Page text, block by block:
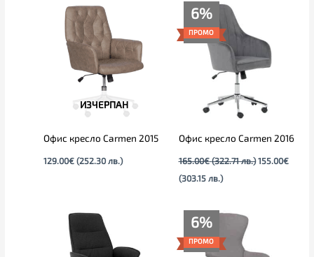
ИЗЧЕРПАН
Офис кресло Carmen 2015
129.00€ (252.30 лв.)
6%
ПРОМО
Офис кресло Carmen 2016
165.00€ (322.71 лв.)
165.00€
(322.71
лв.).
155.00€
(303.15 лв.)
Текущата
цена
е:
155.00€
(303.15
лв.).
6%
ПРОМО
Original
price
was:
165.00€.
Текущата
цена
е:
155.00€.